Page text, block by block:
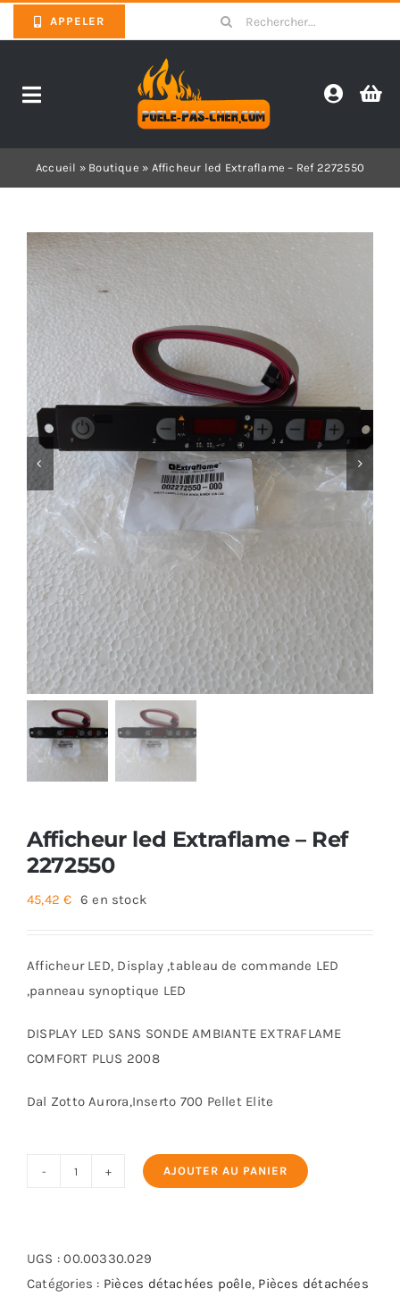
to
APPELER
Search
for:
Toggle
Barbecues
Poêles
Inserts
Foyers
Cuisinières
Accueil » Boutique » Afficheur led Extraflame – Ref 2272550
Afficheur led Extraflame – Ref
2272550
45,42€ 6 en stock
Afficheur LED, Display ,tableau de commande LED
,panneau synoptique LED
DISPLAY LED SANS SONDE AMBIANTE EXTRAFLAME
COMFORT PLUS 2008
Dal Zotto Aurora,Inserto 700 Pellet Elite
led
Extraflame
AJOUTER AU PANIER
UGS :00.00330.029
Catégories : Pièces détachées poêle, Pièces détachées